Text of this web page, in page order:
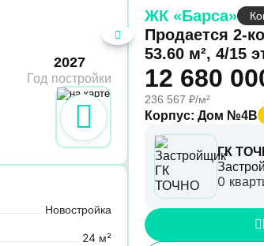
2027
Год постройки
Новостройка
24 м²
Продается 2-
53.60 м², 4/15
12 680
236 567 ₽/м²
ЖК «Барса»
Корпус: Дом №4В
ГК
0